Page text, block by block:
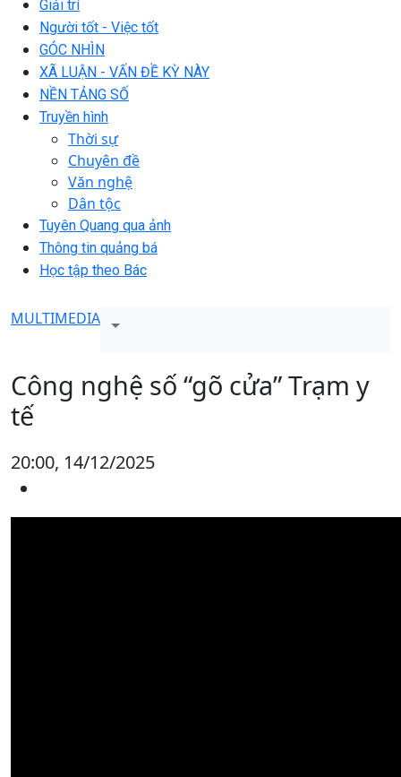
Giải trí
Người tốt - Việc tốt
GÓC NHÌN
XÃ LUẬN - VẤN ĐỀ KỲ NÀY
NỀN TẢNG SỐ
Truyền hình
Thời sự
Chuyên đề
Văn nghệ
Dân tộc
Tuyên Quang qua ảnh
Thông tin quảng bá
Học tập theo Bác
MULTIMEDIA
Công nghệ số “gõ cửa” Trạm y
tế
20:00, 14/12/2025